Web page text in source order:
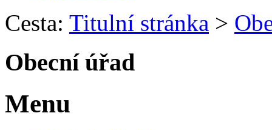
Cesta: Titulní stránka >
Obecní úřad
Menu